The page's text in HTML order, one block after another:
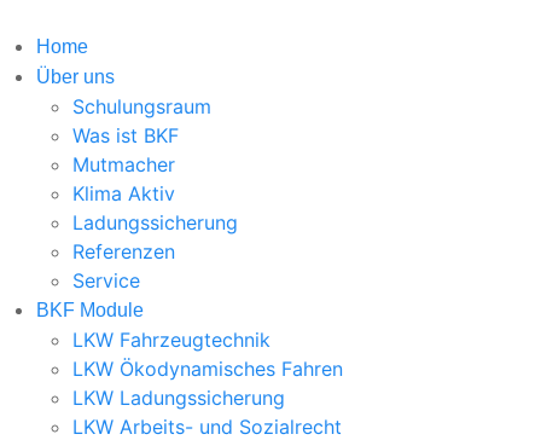
Home
Über uns
Schulungsraum
Was ist BKF
Mutmacher
Klima Aktiv
Ladungssicherung
Referenzen
Service
BKF Module
LKW Fahrzeugtechnik
LKW Ökodynamisches Fahren
LKW Ladungssicherung
LKW Arbeits- und Sozialrecht